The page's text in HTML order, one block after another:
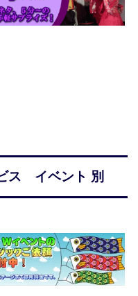
ス イベント 別